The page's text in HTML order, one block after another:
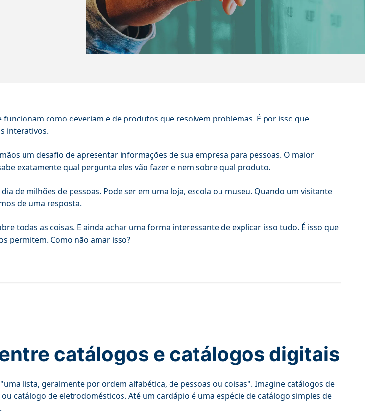
funcionam como deveriam e de produtos que resolvem problemas. É por isso que
interativos.
um desafio de apresentar informações de sua empresa para pessoas. O maior
exatamente qual pergunta eles vão fazer e nem sobre qual produto.
dia de milhões de pessoas. Pode ser em uma loja, escola ou museu. Quando um visitante
de uma resposta.
todas as coisas. E ainda achar uma forma interessante de explicar isso tudo. É isso que
permitem. Como não amar isso?
catálogos e catálogos digitais
lista, geralmente por ordem alfabética, de pessoas ou coisas". Imagine catálogos de
catálogo de eletrodomésticos. Até um cardápio é uma espécie de catálogo simples de